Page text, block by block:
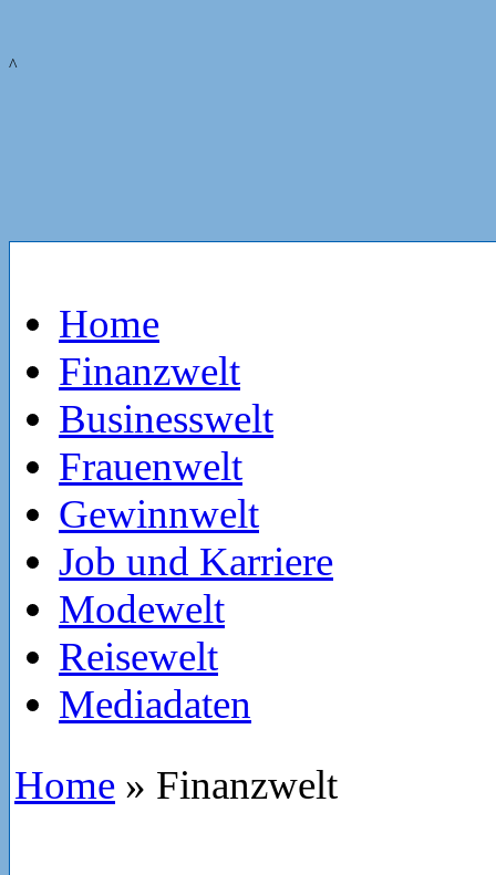
^
Home
Finanzwelt
Businesswelt
Frauenwelt
Gewinnwelt
Job und Karriere
Modewelt
Reisewelt
Mediadaten
Home » Finanzwelt